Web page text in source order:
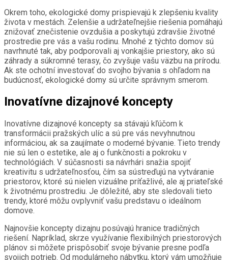
Okrem toho, ekologické domy prispievajú k zlepšeniu kvality
života v mestách. Zelenšie a udržateľnejšie riešenia pomáhajú
znižovať znečistenie ovzdušia a poskytujú zdravšie životné
prostredie pre vás a vašu rodinu. Mnohé z týchto domov sú
navrhnuté tak, aby podporovali aj vonkajšie priestory, ako sú
záhrady a súkromné terasy, čo zvyšuje vašu väzbu na prírodu.
Ak ste ochotní investovať do svojho bývania s ohľadom na
budúcnosť, ekologické domy sú určite správnym smerom.
Inovatívne dizajnové koncepty
Inovatívne dizajnové koncepty sa stávajú kľúčom k
transformácii pražských ulíc a sú pre vás nevyhnutnou
informáciou, ak sa zaujímate o moderné bývanie. Tieto trendy
nie sú len o estetike, ale aj o funkčnosti a pokroku v
technológiách. V súčasnosti sa návrhári snažia spojiť
kreativitu s udržateľnosťou, čím sa sústreďujú na vytváranie
priestorov, ktoré sú nielen vizuálne príťažlivé, ale aj priateľské
k životnému prostrediu. Je dôležité, aby ste sledovali tieto
trendy, ktoré môžu ovplyvniť vašu predstavu o ideálnom
domove.
Najnovšie koncepty dizajnu posúvajú hranice tradičných
riešení. Napríklad, skrze využívanie flexibilných priestorových
plánov si môžete prispôsobiť svoje bývanie presne podľa
svojich potrieb. Od modulárneho nábytku, ktorý vám umožňuje